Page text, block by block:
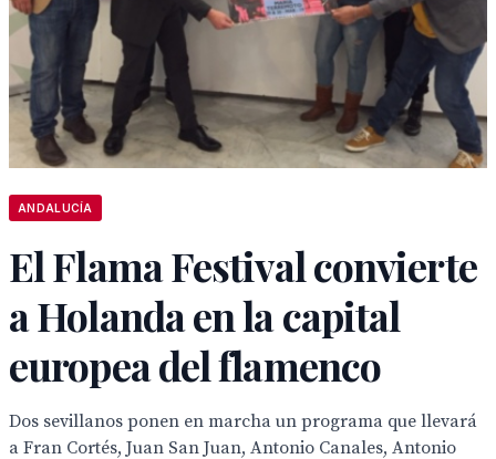
ANDALUCÍA
El Flama Festival convierte
a Holanda en la capital
europea del flamenco
Dos sevillanos ponen en marcha un programa que llevará
a Fran Cortés, Juan San Juan, Antonio Canales, Antonio